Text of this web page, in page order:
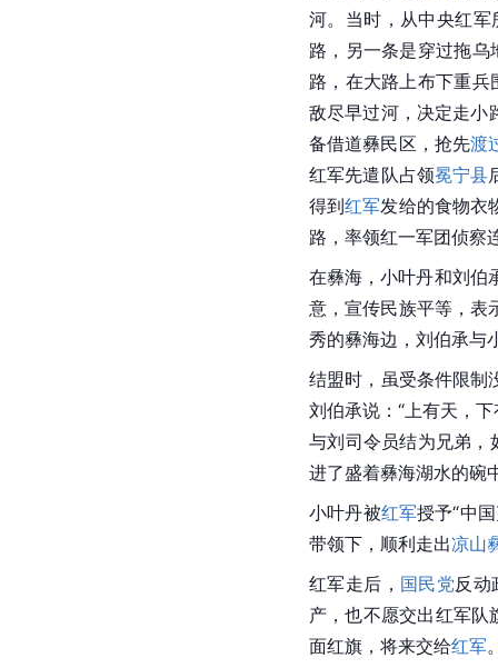
河。当时，从中央红军
路，另一条是穿过拖
路，在大路上布下重
敌尽早过河，决定走小
备借道彝民区，抢先渡
红军先遣队占领冕宁县
得到红军发给的食物衣
路，率领红一军团侦察
在彝海，小叶丹和刘伯
意，宣传民族平等，表
秀的彝海边，刘伯承与
结盟时，虽受条件限制
刘伯承说：“上有天，
与刘司令员结为兄弟，
进了盛着彝海湖水的碗
小叶丹被红军授予“中
带领下，顺利走出凉山
红军走后， 国民党反动
产，也不愿交出红军队
面红旗，将来交给红军